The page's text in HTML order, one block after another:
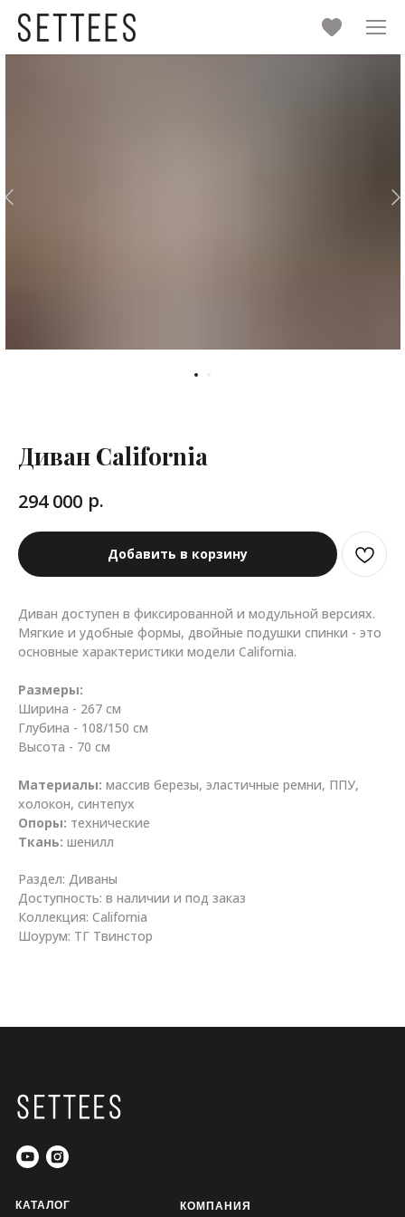
Диван California
294 000 р.
Добавить в корзину
Диван доступен в фиксированной и модульной версиях.
Мягкие и удобные формы, двойные подушки спинки - это
основные характеристики модели California.
Размеры:
Ширина - 267 см
Глубина - 108/150 см
Высота - 70 см
Материалы: массив березы, эластичные ремни, ППУ,
холокон, синтепух
Опоры: технические
Ткань: шенилл
Раздел: Диваны
Доступность: в наличии и под заказ
Коллекция: California
Шоурум: ТГ Твинстор
КОМПАНИЯ
КАТАЛОГ